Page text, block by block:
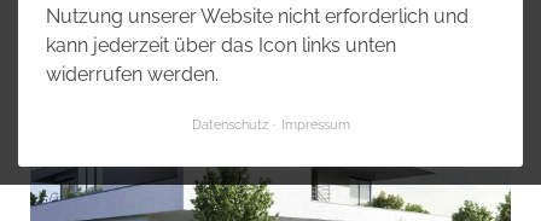
Nutzung unserer Website nicht erforderlich und
kann jederzeit über das Icon links unten
widerrufen werden.
Datenschutz Impressum